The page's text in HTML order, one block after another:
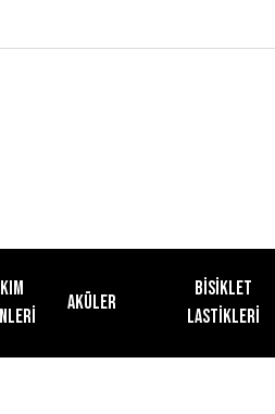
Aküler
Bisiklet
Lastikleri